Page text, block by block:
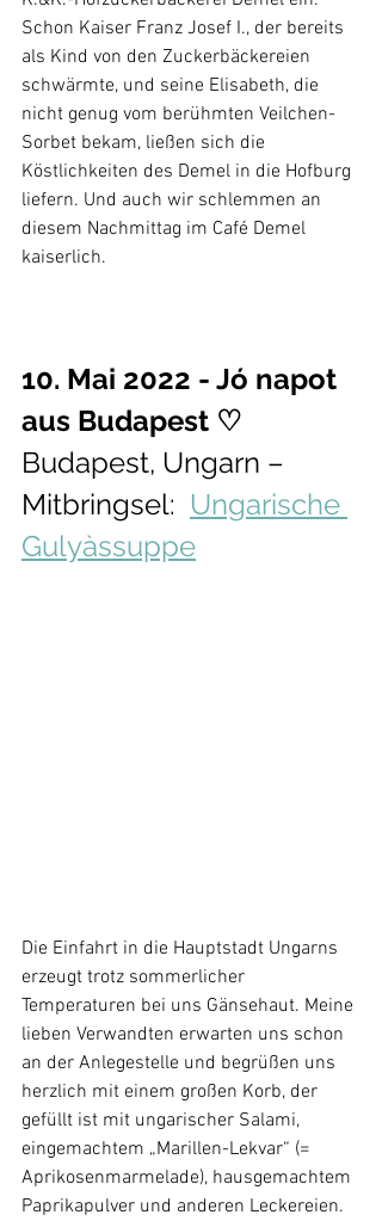
Schon Kaiser Franz Josef I., der bereits
als Kind von den Zuckerbäckereien
schwärmte, und seine Elisabeth, die
nicht genug vom berühmten Veilchen-
Sorbet bekam, ließen sich die
Köstlichkeiten des Demel in die Hofburg
liefern. Und auch wir schlemmen an
diesem Nachmittag im Café Demel
kaiserlich.
10. Mai 2022 - Jó napot
aus Budapest ♡
Budapest, Ungarn –
Mitbringsel: Ungarische
Gulyàssuppe
Die Einfahrt in die Hauptstadt Ungarns
erzeugt trotz sommerlicher
Temperaturen bei uns Gänsehaut. Meine
lieben Verwandten erwarten uns schon
an der Anlegestelle und begrüßen uns
herzlich mit einem großen Korb, der
gefüllt ist mit ungarischer Salami,
eingemachtem „Marillen-Lekvar“ (=
Aprikosenmarmelade), hausgemachtem
Paprikapulver und anderen Leckereien.